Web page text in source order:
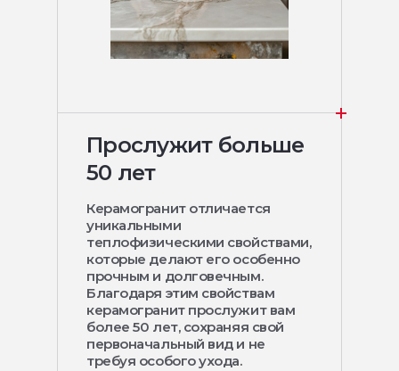
Прослужит больше
50 лет
Керамогранит отличается
уникальными
теплофизическими свойствами,
которые делают его особенно
прочным и долговечным.
Благодаря этим свойствам
керамогранит прослужит вам
более 50 лет, сохраняя свой
первоначальный вид и не
требуя особого ухода.